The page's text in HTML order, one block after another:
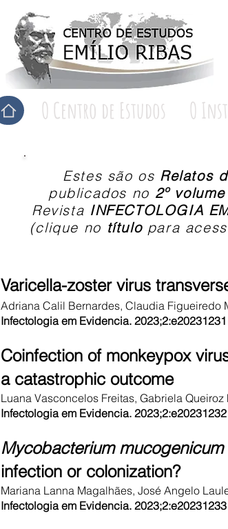
O Centro de Estudos O
Estes são os Relatos
publicados no 2º volume
Revista INFECTOLOGIA
(clique no títulopara
Varicella-zoster virus
Adriana Calil Bernardes, Claudia Figueiredo
Infectologia em Evidencia. 2023;2:e20231231
Coinfection of monkeypox
a catastrophic outcome
Luana Vasconcelos Freitas, Gabriela
Infectologia em Evidencia. 2023;2:e20231232
Mycobacterium mucogenicum
infection or colonization?
Mariana Lanna Magalhães, José Angelo
Infectologia em Evidencia. 2023;2:e20231233